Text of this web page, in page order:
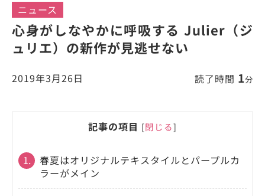
ニュース
心身がしなやかに呼吸する Julier（ジ
ュリエ）の新作が見逃せない
2019年3月26日 読了時間 1分
記事の項目 [閉じる]
1.
春夏はオリジナルテキスタイルとパープルカ
ラーがメイン